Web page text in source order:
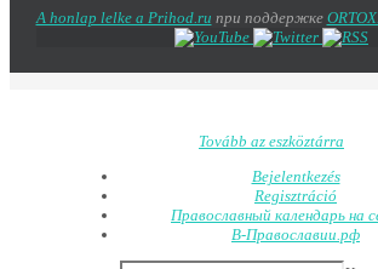
A honlap lelke a Prihod.ru при поддержке
Tovább az eszköztárra
Bejelentkezés
Regisztráció
Православный календарь на
В-Православии.рф